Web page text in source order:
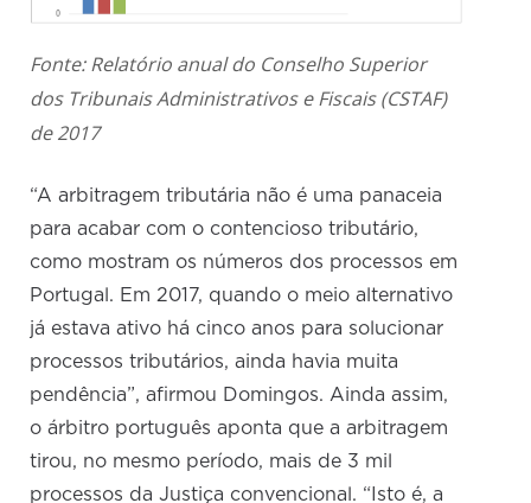
Fonte: Relatório anual do Conselho Superior
dos Tribunais Administrativos e Fiscais (CSTAF)
de 2017
“A arbitragem tributária não é uma panaceia
para acabar com o contencioso tributário,
como mostram os números dos processos em
Portugal. Em 2017, quando o meio alternativo
já estava ativo há cinco anos para solucionar
processos tributários, ainda havia muita
pendência”, afirmou Domingos. Ainda assim,
o árbitro português aponta que a arbitragem
tirou, no mesmo período, mais de 3 mil
processos da Justiça convencional. “Isto é, a